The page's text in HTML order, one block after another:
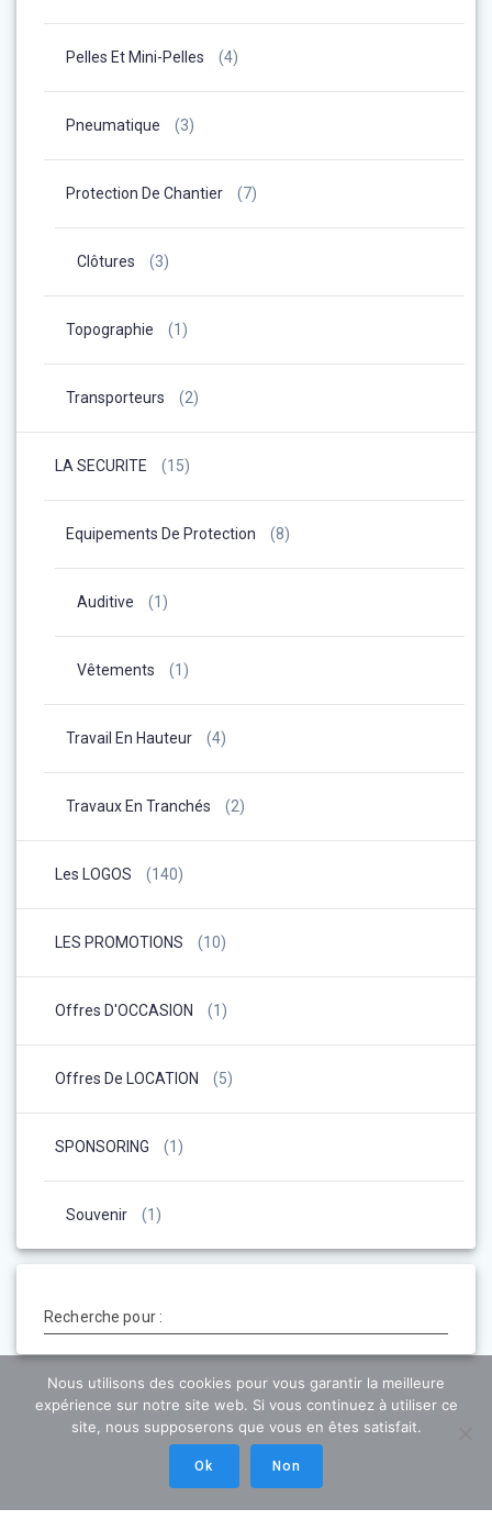
Pelles Et Mini-Pelles (4)
Pneumatique (3)
Protection De Chantier (7)
Clôtures (3)
Topographie (1)
Transporteurs (2)
LA SECURITE (15)
Equipements De Protection (8)
Auditive (1)
Vêtements (1)
Travail En Hauteur (4)
Travaux En Tranchés (2)
Les LOGOS (140)
LES PROMOTIONS (10)
Offres D'OCCASION (1)
Offres De LOCATION (5)
SPONSORING (1)
Souvenir (1)
Recherche pour :
Nous utilisons des cookies pour vous garantir la meilleure
expérience sur notre site web. Si vous continuez à utiliser ce
site, nous supposerons que vous en êtes satisfait.
Ok Non